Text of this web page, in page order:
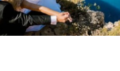
Ślub symboliczny
Ślub cywilny Ślub symboliczny